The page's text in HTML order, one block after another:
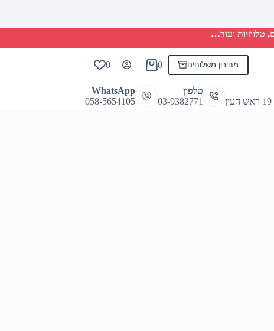
טלווזיות ועוד…
מחירון משלוחים
Shopping
0
0
טלפון
03-9382771
WhatsApp
058-5654105